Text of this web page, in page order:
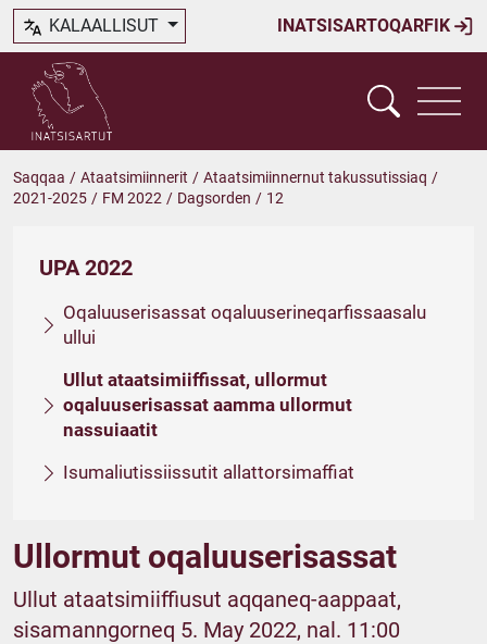
INATSISARTOQARFIK
KALAALLISUT
Saqqaa / Ataatsimiinnerit / Ataatsimiinnernut takussutissiaq /
2021-2025 / FM 2022 / Dagsorden / 12
UPA 2022
Oqaluuserisassat oqaluuserineqarfissaasalu
ullui
Ullut ataatsimiiffissat, ullormut
oqaluuserisassat aamma ullormut
nassuiaatit
Isumaliutissiissutit allattorsimaffiat
Ullormut oqaluuserisassat
Ullut ataatsimiiffiusut aqqaneq-aappaat,
sisamanngorneq 5. May 2022, nal. 11:00